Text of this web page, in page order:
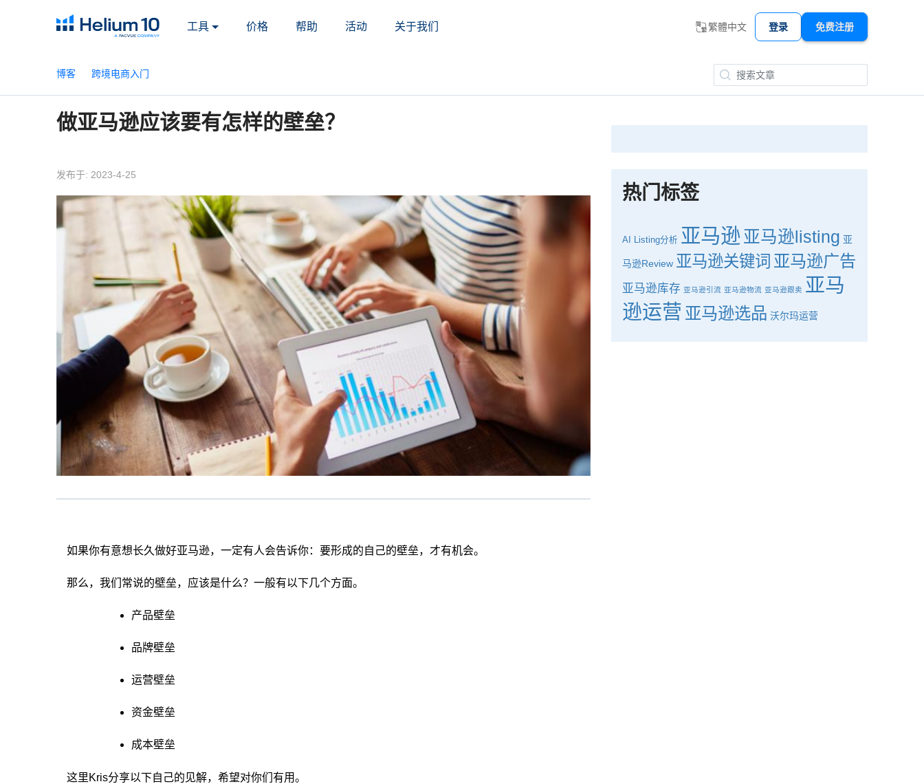
工具 价格 帮助 活动 关于我们 繁體中文 登录 免费注册
博客 跨境电商入门
做亚马逊应该要有怎样的壁垒？
发布于: 2023-4-25
如果你有意想长久做好亚马逊，一定有人会告诉你：要形成的自己的壁垒，才有机会。
那么，我们常说的壁垒，应该是什么？一般有以下几个方面。
产品壁垒
品牌壁垒
运营壁垒
资金壁垒
成本壁垒
这里Kris分享以下自己的见解，希望对你们有用。
热门标签
AI Listing分析 亚马逊 亚马逊listing 亚
马逊Review 亚马逊关键词 亚马逊广告
亚马逊库存 亚马逊引流 亚马逊物流 亚马逊跟卖 亚马
逊运营 亚马逊选品 沃尔玛运营